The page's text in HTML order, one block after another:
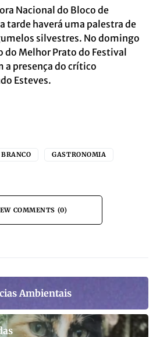
Nacional do Bloco de
tarde haverá uma palestra de
silvestres. No domingo
do Melhor Prato do Festival
a presença do crítico
Esteves.
GASTRONOMIA
COMMENTS (0)
Ambientais